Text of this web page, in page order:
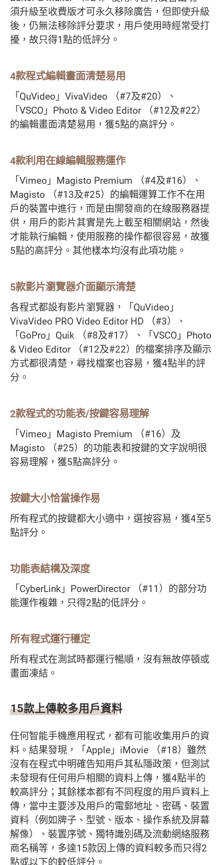
須升級至收費版才可永久移除廣告，但即使升級
後，仍無法移除評分要求，用戶使用時經常受打
擾，故只得1點的低評分。
4款程式編輯畫面清楚易用
「QuVideo」VivaVideo （#7及#20）、
「VSCO」Photo & Video Editor （#12及#22）
的編輯畫面清楚易用，獲5點的高評分。
4款利用在線編輯服務運作
「Vimeo」Magisto Premium （#4及#16）、
Magisto （#13及#25）的編輯運算工作不在用
戶的裝置中進行，而是由開發商的在線服務器提
供，用戶的影片其實是先上載至相關網站，然後
才能執行編輯，使用服務的操作都很容易，故獲
5點的高評分。其他樣本均沒有此項功能。
5款影片瀏覽器介面顯示清楚
各程式都設有影片瀏覽器，「QuVideo」
VivaVideo PRO Video Editor HD （#3）、
「GoPro」Quik （#8及#17）、「VSCO」Photo
& Video Editor （#12及#22）的檔案排序及顯示
方式都很清楚，尋找檔案也容易，獲4點半的評
分。
2款程式的功能表/按鍵容易理解
「Vimeo」Magisto Premium （#16）及
Magisto （#25）的功能表和按鍵的文字說明很
容易理解，獲5點高評分。
按鍵大小恰當操作易
所有程式的按鍵都大小適中，選按容易，獲4至5
點評分。
功能表結構及深度
「CyberLink」PowerDirector （#11）的部分功
能運作複雜，只得2點的低評分。
所有程式運行穩定
所有程式在測試時都運行暢順，沒有無故停頓或
畫面凍結。
15款上傳較多用戶資料
任何智能手機應用程式，都有可能收集用戶的資
料。結果發現，「Apple」iMovie （#18）雖然
沒有在程式中明確告知用戶其私隱政策，但測試
未發現有任何用戶相關的資料上傳，獲4點半的
較高評分；其餘樣本都有不同程度的用戶資料上
傳，當中主要涉及用戶的電郵地址、密碼、裝置
資料（例如牌子、型號、版本、操作系統及屏幕
解像）、裝置序號、獨特識別碼及流動網絡服務
商名稱等，多達15款因上傳的資料較多而只得2
點或以下的較低評分。